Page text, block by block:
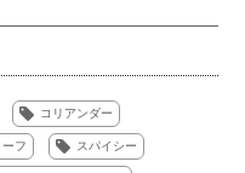
コリアンダー
フ スパイシー